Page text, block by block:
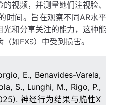
视频，并测量她们注视脸、
时间。旨在观察不同AR水平
光和分享关注的能力，这种能
如FXS）中受到损害。
E., Benavides-Varela,
S., Lunghi, M., Rigo, P.,
神经行为结果与脆性X